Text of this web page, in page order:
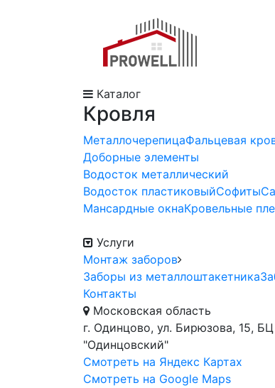
Каталог
Кровля
МеталлочерепицаФальцевая
Доборные элементы
Водосток металлический
Водосток пластиковыйСофиты
Мансардные окнаКровельные
Услуги
Монтаж заборов
Заборы из металлоштакетника
Контакты
Московская область
г. Одинцово, ул. Бирюзова, 15, БЦ
"Одинцовский"
Смотреть на Яндекс Картах
Смотреть на Google Maps